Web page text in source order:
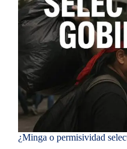
¿Minga o permisividad